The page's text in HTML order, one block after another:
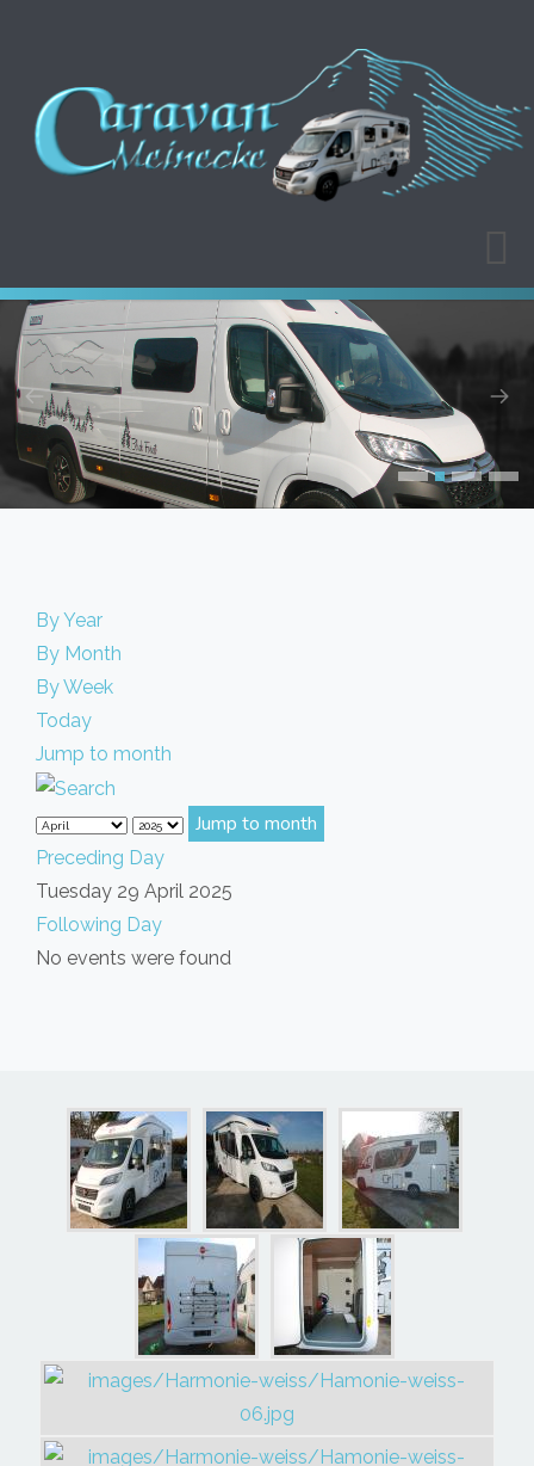
By Year
By Month
By Week
Today
Jump to month
Jump to month
Preceding Day
Tuesday 29 April 2025
Following Day
No events were found